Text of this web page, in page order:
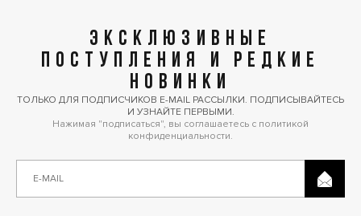
ЭКСКЛЮЗИВНЫЕ
ПОСТУПЛЕНИЯ И РЕДКИЕ
НОВИНКИ
ТОЛЬКО ДЛЯ ПОДПИСЧИКОВ E-MAIL РАССЫЛКИ. ПОДПИСЫВАЙТЕСЬ
И УЗНАЙТЕ ПЕРВЫМИ.
Нажимая "подписаться", вы соглашаетесь с политикой
конфиденциальности.